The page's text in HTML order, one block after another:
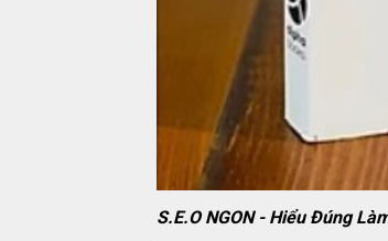
S.E.O NGON - Hiểu Đúng